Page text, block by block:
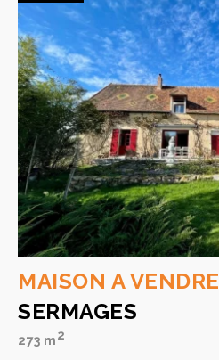
MAISON A VENDRE
SERMAGES
273 m2